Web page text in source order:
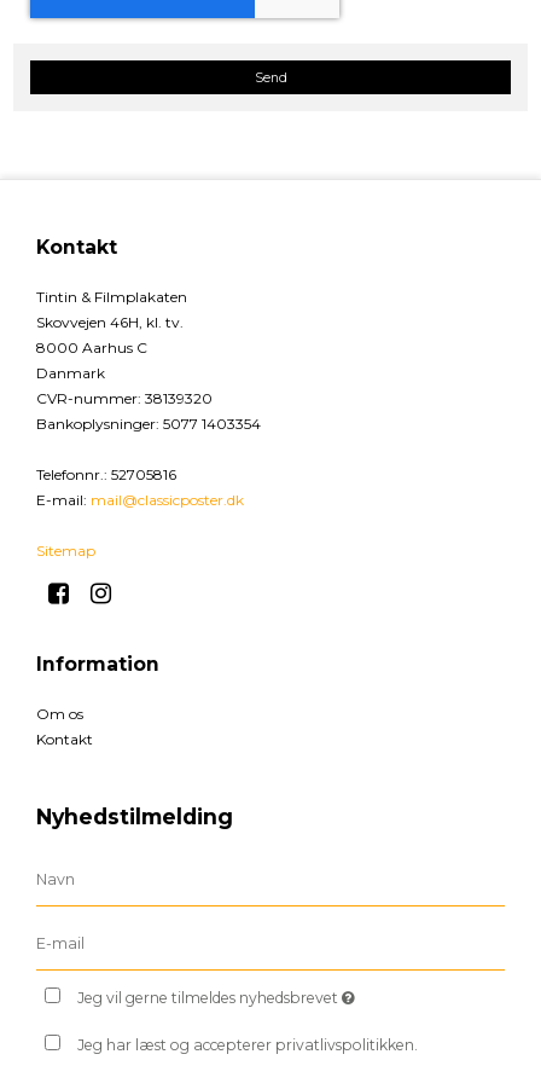
Send
Kontakt
Tintin & Filmplakaten
Skovvejen 46H, kl. tv.
8000 Aarhus C
Danmark
CVR-nummer: 38139320
Bankoplysninger: 5077 1403354
Telefonnr. : 52705816
E-mail: mail@classicposter.dk
Sitemap
Information
Om os
Kontakt
Nyhedstilmelding
Jeg vil gerne tilmeldes nyhedsbrevet
Jeg har læst og accepterer privatlivspolitikken.